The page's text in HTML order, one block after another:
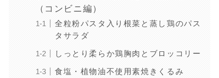
（コンビニ編）
全粒粉パスタ入り根菜と蒸し鶏のパス
タサラダ
しっとり柔らか鶏胸肉とブロッコリー
食塩・植物油不使用素焼きくるみ